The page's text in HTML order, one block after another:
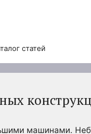
статей
машинами.